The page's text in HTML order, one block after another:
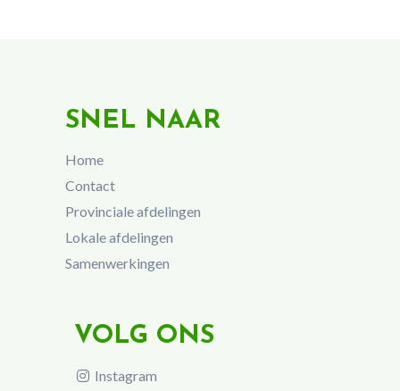
SNEL NAAR
Home
Contact
Provinciale afdelingen
Lokale afdelingen
Samenwerkingen
VOLG ONS
Instagram